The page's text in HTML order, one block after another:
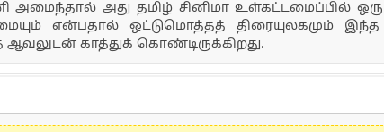
அமைந்தால் அது தமிழ் சினிமா உள்கட்டமைப்பில் ஒரு
என்பதால் ஒட்டுமொத்தத் திரையுலகமும் இந்த
ஆவலுடன் காத்துக் கொண்டிருக்கிறது.